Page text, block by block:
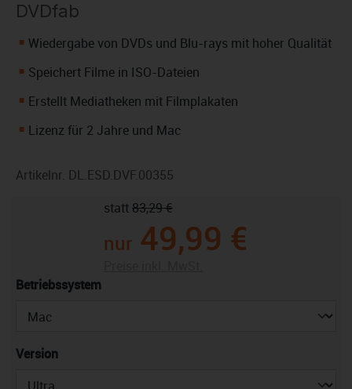
DVDfab
Wiedergabe von DVDs und Blu-rays mit hoher Qualität
Speichert Filme in ISO-Dateien
Erstellt Mediatheken mit Filmplakaten
Lizenz für 2 Jahre und Mac
Artikelnr. DL.ESD.DVF.00355
nur 49,99 €
statt83,29 €
Betriebssystem
Versionauswählen